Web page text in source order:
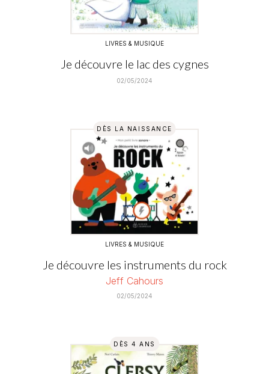
LIVRES & MUSIQUE
Je découvre le lac des cygnes
02/05/2024
DÈS LA NAISSANCE
LIVRES & MUSIQUE
Je découvre les instruments du rock
Jeff Cahours
02/05/2024
DÈS 4 ANS